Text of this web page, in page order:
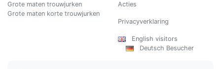
Grote maten trouwjurken
Grote maten korte trouwjurken
Acties
Privacyverklaring
English visitors
Deutsch Besucher